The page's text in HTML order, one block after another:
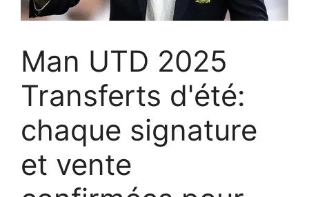
Man UTD 2025
Transferts d'été:
chaque signature
et vente